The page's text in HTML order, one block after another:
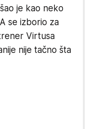
je kao neko
se izborio za
Virtusa
nije tačno šta